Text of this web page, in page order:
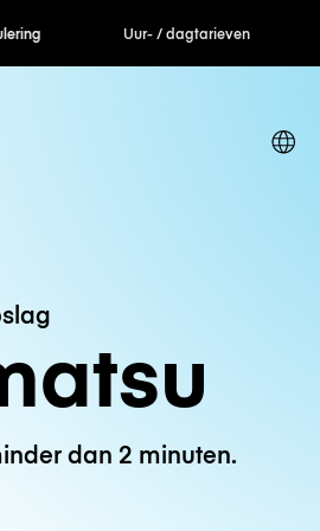
Uur- / dagtarieven
dan 2 minuten.